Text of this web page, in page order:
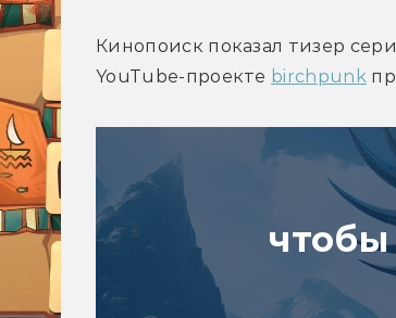
Кинопоиск показал тизер
YouTube-проекте birchpunk